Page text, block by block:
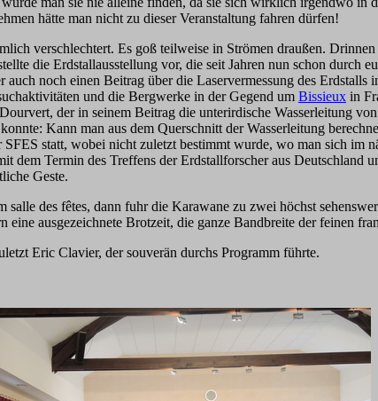
hätte man nicht zu dieser Veranstaltung fahren dürfen!
verschlechtert. Es goß teilweise in Strömen draußen.
die Erdstallausstellung vor, die seit Jahren nun schon durch
auch noch einen Beitrag über die Laservermessung des
und die Bergwerke in der Gegend um Bissieux in
der in seinem Beitrag die unterirdische Wasserleitung
Kann man aus dem Querschnitt der Wasserleitung
statt, wobei nicht zuletzt bestimmt wurde, wo man sich
dem Termin des Treffens der Erdstallforscher aus
Geste.
salle des fêtes, dann fuhr die Karawane zu zwei höchst
eine ausgezeichnete Brotzeit, die ganze Bandbreite der feinen
Eric Clavier, der souverän durchs Programm führte.